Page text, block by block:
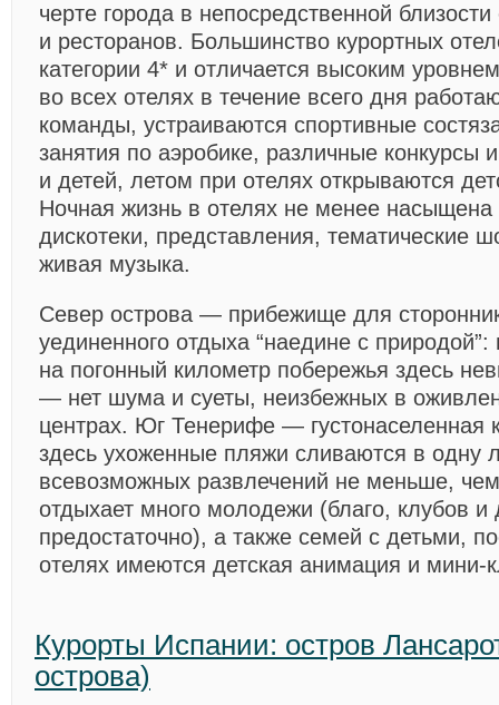
черте города в непосредственной
и ресторанов. Большинство курортных
категории 4* и отличается высоким
во всех отелях в течение всего дня
команды, устраиваются спортивные
занятия по аэробике, различные конкурсы
и детей, летом при отелях открываются
Ночная жизнь в отелях не менее насыщена
дискотеки, представления, тематические
живая музыка.
Север острова — прибежище для
уединенного отдыха “наедине с природой”:
на погонный километр побережья здесь
— нет шума и суеты, неизбежных в
центрах. Юг Тенерифе — густонаселенная
здесь ухоженные пляжи сливаются в одну
всевозможных развлечений не меньше,
отдыхает много молодежи (благо, клубов и
предостаточно), а также семей с детьми,
отелях имеются детская анимация и мини-
Курорты Испании: остров
острова)